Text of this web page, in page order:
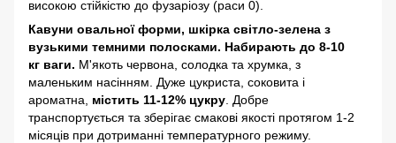
високою стійкістю до фузаріозу (раси 0).
Кавуни овальної форми, шкірка світло-зелена з
вузькими темними полосками. Набирають до 8-10
кг ваги. М'якоть червона, солодка та хрумка, з
маленьким насінням. Дуже цукриста, соковита і
ароматна, містить 11-12% цукру . Добре
транспортується та зберігає смакові якості протягом 1-2
місяців при дотриманні температурного режиму.